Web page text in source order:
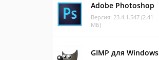
Adobe Photoshop
Версия: 23.4.1.547 (2.41
МБ)
GIMP для Windows